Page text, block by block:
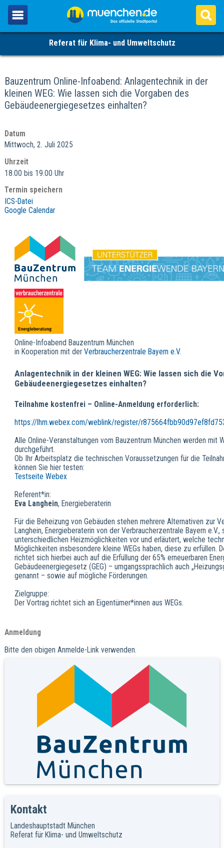
Referat für Klima- und Umweltschutz
Bauzentrum Online-Infoabend: Anlagentechnik in der
kleinen WEG: Wie lassen sich die Vorgaben des
Gebäudeenergiegesetzes einhalten?
Datum
Mittwoch, 2. Juli 2025
Uhrzeit
18.00 bis 19.00 Uhr
Termin speichern
ICS-Datei
Google Calendar
Online-Infoabend Bauzentrum München
in Kooperation mit derVerbraucherzentrale Bayern e.V.
Anlagentechnik in der kleinen WEG: Wie lassen sich die
Gebäudeenergiegesetzes einhalten?
Teilnahme kostenfrei – Online-Anmeldung erforderlich:
https://lhm.webex.com/weblink/register/
Alle Online-Veranstaltungen vom Bauzentrum München werden mit
durchgeführt.
Ob Ihr Arbeitsplatz die technischen Voraussetzungen für die
können Sie hier testen:
Testseite Webex
Referent*in:
Eva Langhein, Energieberaterin
Für die Beheizung von Gebäuden stehen mehrere Alternativen zur
Langhein, Energieberaterin von der Verbraucherzentrale Bayern
unterschiedlichen Heizmöglichkeiten vor und erläutert, welche
Möglichkeiten insbesondere kleine WEGs haben, diese zu erfüllen.
richtet sich hierbei auch auf die Erfüllung der 65% erneuerbaren
Gebäudeenergiegesetz (GEG) – umgangssprachlich auch
genannt – sowie auf mögliche Förderungen.
Zielgruppe:
Der Vortrag richtet sich an Eigentümer*innen aus WEGs.
Anmeldung
Bitte den obigen Anmelde-Link verwenden.
Kontakt
Landeshauptstadt München
Referat für Klima- und Umweltschutz